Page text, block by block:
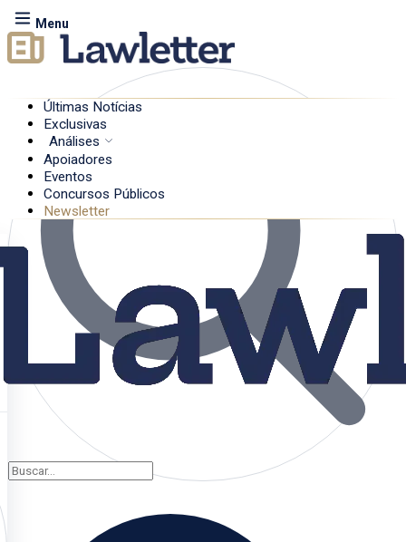
Menu
Últimas Notícias
Exclusivas
Análises
Apoiadores
Eventos
Concursos Públicos
Newsletter